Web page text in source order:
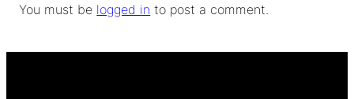
You must be logged in to post a comment.